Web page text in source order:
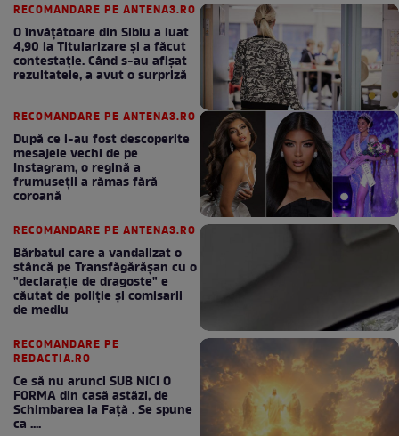
RECOMANDARE PE ANTENA3.RO
O învățătoare din Sibiu a luat
4,90 la Titularizare și a făcut
contestație. Când s-au afișat
rezultatele, a avut o surpriză
RECOMANDARE PE ANTENA3.RO
După ce i-au fost descoperite
mesajele vechi de pe
Instagram, o regină a
frumuseții a rămas fără
coroană
RECOMANDARE PE ANTENA3.RO
Bărbatul care a vandalizat o
stâncă pe Transfăgărășan cu o
"declaraţie de dragoste" e
căutat de poliție și comisarii
de mediu
RECOMANDARE PE
REDACTIA.RO
Ce să nu arunci SUB NICI O
FORMA din casă astăzi, de
Schimbarea la Față . Se spune
ca ....